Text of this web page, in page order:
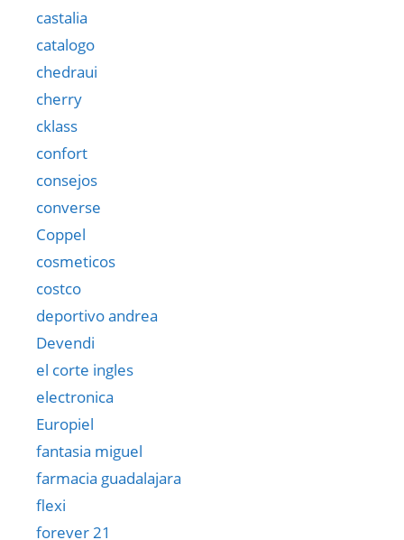
castalia
catalogo
chedraui
cherry
cklass
confort
consejos
converse
Coppel
cosmeticos
costco
deportivo andrea
Devendi
el corte ingles
electronica
Europiel
fantasia miguel
farmacia guadalajara
flexi
forever 21